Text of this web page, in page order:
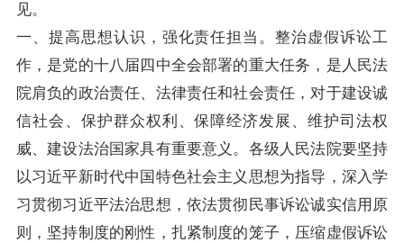
见。
一、提高思想认识，强化责任担当。整治虚假诉讼工
作，是党的十八届四中全会部署的重大任务，是人民法
院肩负的政治责任、法律责任和社会责任，对于建设诚
信社会、保护群众权利、保障经济发展、维护司法权
威、建设法治国家具有重要意义。各级人民法院要坚持
以习近平新时代中国特色社会主义思想为指导，深入学
习贯彻习近平法治思想，依法贯彻民事诉讼诚实信用原
则，坚持制度的刚性，扎紧制度的笼子，压缩虚假诉讼